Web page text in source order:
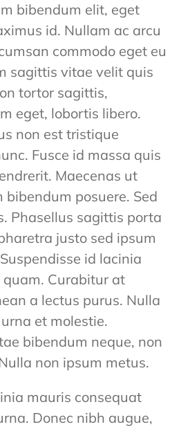
bibendum elit, eget
id. Nullam ac arcu
commodo eget eu
sagittis vitae velit quis
tortor sagittis,
eget, lobortis libero.
non est tristique
Fusce id massa quis
Maecenas ut
bibendum posuere. Sed
Phasellus sagittis porta
justo sed ipsum
id lacinia
quam. Curabitur at
a lectus purus. Nulla
et molestie.
bibendum neque, non
non ipsum metus.
mauris consequat
Donec nibh augue,